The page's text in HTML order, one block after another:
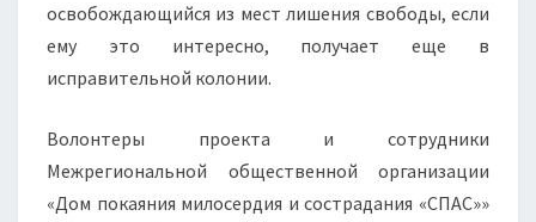
освобождающийся из мест лишения свободы, если
ему это интересно, получает еще в
исправительной колонии.
Волонтеры проекта и сотрудники
Межрегиональной общественной организации
«Дом покаяния милосердия и сострадания «СПАС»»